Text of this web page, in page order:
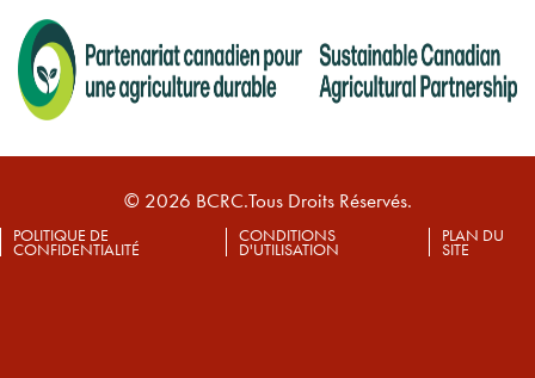
© 2026 BCRC.Tous Droits Réservés.
POLITIQUE DE
CONFIDENTIALITÉ
CONDITIONS
D'UTILISATION
PLAN DU
SITE